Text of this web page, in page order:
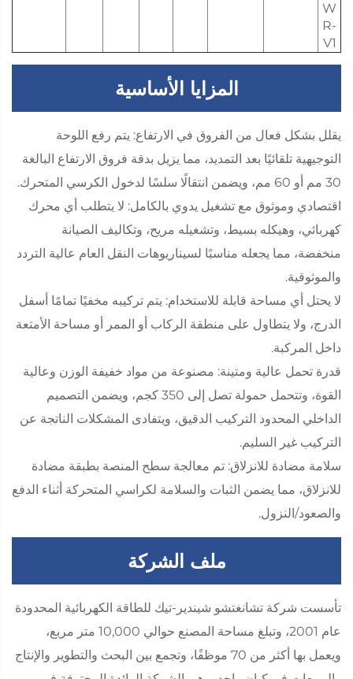
W
R-
V1
المزايا الأساسية
يقلل بشكل فعال من الفروق في الارتفاع: يتم رفع اللوحة
التوجيهية تلقائيًا بعد التمديد، مما يزيل بدقة فروق الارتفاع البالغة
30 مم أو 60 مم، ويضمن انتقالًا سلسًا لدخول الكرسي المتحرك.
اقتصادي وموثوق مع تشغيل يدوي بالكامل: لا يتطلب أي محرك
كهربائي، وهيكله بسيط، وتشغيله مريح، وتكاليف الصيانة
منخفضة، مما يجعله مناسبًا لسيناريوهات النقل العام عالية التردد
والموثوقية.
لا يحتل أي مساحة قابلة للاستخدام: يتم تركيبه مخفيًا تمامًا أسفل
الدرج، ولا يتطاول على منطقة الركاب أو الممر أو مساحة الأمتعة
داخل المركبة.
قدرة تحمل عالية ومتينة: مصنوعة من مواد خفيفة الوزن وعالية
القوة، وتتحمل حمولة تصل إلى 350 كجم، ويضمن التصميم
الداخلي المحدود التركيب الدقيق، ويتفادى المشكلات الناتجة عن
التركيب غير السليم.
سلامة مضادة للانزلاق: تم معالجة سطح المنصة بطبقة مضادة
للانزلاق، مما يضمن الثبات والسلامة لكراسي المتحركة أثناء الدفع
والصعود/النزول.
ملف الشركة
تأسست شركة تشانغتشو شيندير-تيك للطاقة الكهربائية المحدودة
عام 2001، وتبلغ مساحة المصنع حوالي 10,000 متر مربع،
ويعمل بها أكثر من 70 موظفًا، وتجمع بين البحث والتطوير والإنتاج